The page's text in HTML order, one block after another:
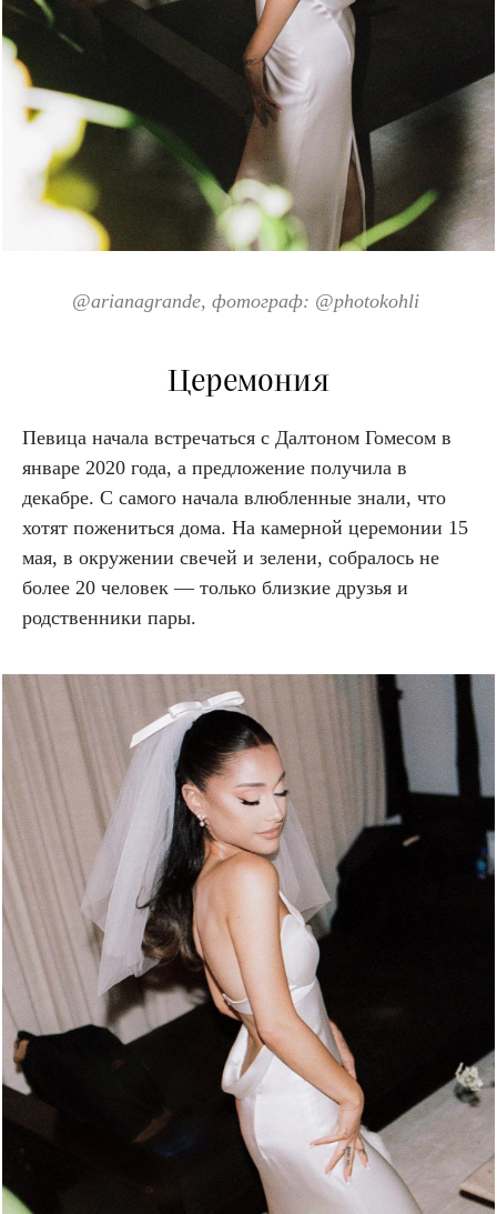
@arianagrande, фотограф: @photokohli
Церемония
Певица начала встречаться с Далтоном Гомесом в
январе 2020 года, а предложение получила в
декабре. С самого начала влюбленные знали, что
хотят пожениться дома. На камерной церемонии 15
мая, в окружении свечей и зелени, собралось не
более 20 человек — только близкие друзья и
родственники пары.